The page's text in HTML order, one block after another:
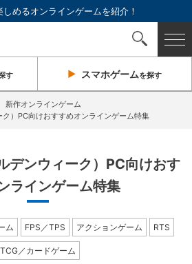
しめるオンラインゲームを紹介！
す スマホゲームを探す
新作オンラインゲーム
）PC向けおすすめオンラインゲーム特集
デンウィーク）PC向けおす
ラインゲーム特集
ム FPS／TPS アクションゲーム RTS
TCG／カードゲーム